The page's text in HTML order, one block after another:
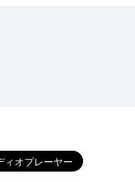
ィオプレーヤー